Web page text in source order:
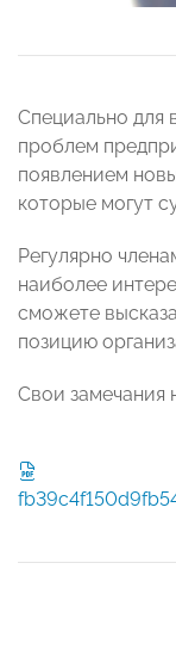
Специально для
проблем
появлением
которые могут
Регулярно
наиболее
сможете
позицию
Cвои замечания